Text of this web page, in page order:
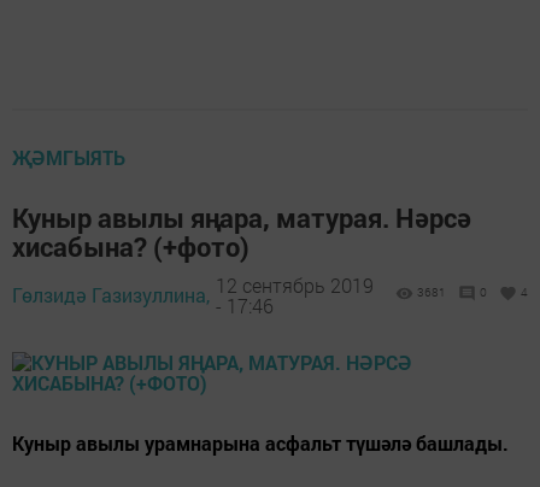
ҖӘМГЫЯТЬ
Куныр авылы яңара, матурая. Нәрсә
хисабына? (+фото)
Гөлзидә Газизуллина, 12 сентябрь 2019
- 17:46
3681 0 4
Куныр авылы урамнарына асфальт түшәлә башлады.